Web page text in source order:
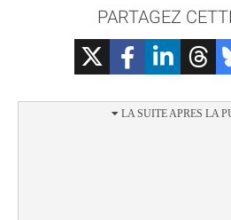
PARTAGEZ